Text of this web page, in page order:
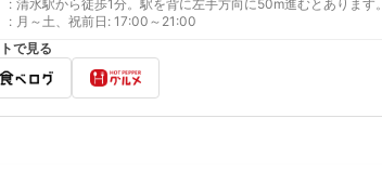
: 清水駅から徒歩1分。駅を背に左手方向に50m進むとあります。
: 月～土、祝前日: 17:00～21:00
で見る